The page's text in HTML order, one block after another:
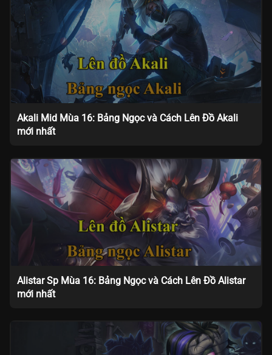
Akali Mid Mùa 16: Bảng Ngọc và Cách Lên Đồ Akali
mới nhất
Alistar Sp Mùa 16: Bảng Ngọc và Cách Lên Đồ Alistar
mới nhất